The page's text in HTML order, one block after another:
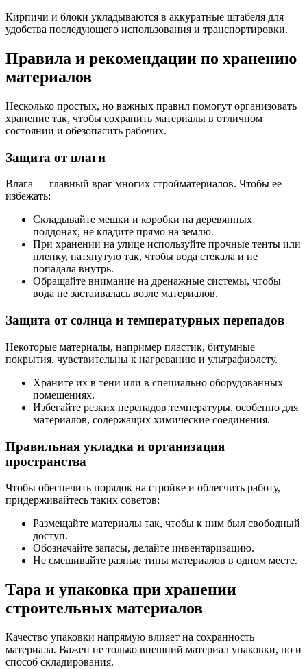
Кирпичи и блоки укладываются в аккуратные штабеля для
удобства последующего использования и транспортировки.
Правила и рекомендации по хранению
материалов
Несколько простых, но важных правил помогут организовать
хранение так, чтобы сохранить материалы в отличном
состоянии и обезопасить рабочих.
Защита от влаги
Влага — главный враг многих стройматериалов. Чтобы ее
избежать:
Складывайте мешки и коробки на деревянных
поддонах, не кладите прямо на землю.
При хранении на улице используйте прочные тенты или
пленку, натянутую так, чтобы вода стекала и не
попадала внутрь.
Обращайте внимание на дренажные системы, чтобы
вода не застаивалась возле материалов.
Защита от солнца и температурных перепадов
Некоторые материалы, например пластик, битумные
покрытия, чувствительны к нагреванию и ультрафиолету.
Храните их в тени или в специально оборудованных
помещениях.
Избегайте резких перепадов температуры, особенно для
материалов, содержащих химические соединения.
Правильная укладка и организация
пространства
Чтобы обеспечить порядок на стройке и облегчить работу,
придерживайтесь таких советов:
Размещайте материалы так, чтобы к ним был свободный
доступ.
Обозначайте запасы, делайте инвентаризацию.
Не смешивайте разные типы материалов в одном месте.
Тара и упаковка при хранении
строительных материалов
Качество упаковки напрямую влияет на сохранность
материала. Важен не только внешний материал упаковки, но и
способ складирования.